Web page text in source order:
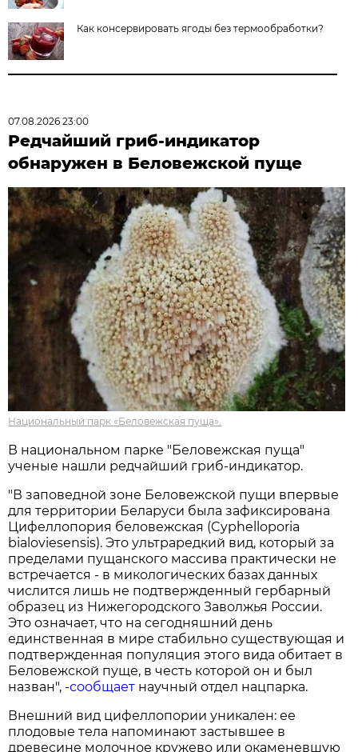
Как консервировать ягоды без термообработки?
07.08.2026 23:00
Редчайший гриб-индикатор
обнаружен в Беловежской пуще
Национальный парк «Беловежская пуща».
В национальном парке "Беловежская пуща"
ученые нашли редчайший гриб-индикатор.
"В заповедной зоне Беловежской пущи впервые
для территории Беларуси была зафиксирована
Цифеллопория беловежская (Cyphelloporia
bialoviesensis). Это ультраредкий вид, который за
пределами пущанского массива практически не
встречается - в микологических базах данных
числится лишь не подтвержденный гербарный
образец из Нижегородского Заволжья России.
Это означает, что на сегодняшний день
единственная в мире стабильно существующая и
подтвержденная популяция этого вида обитает в
Беловежской пуще, в честь которой он и был
назван", -сообщает научный отдел нацпарка.
Внешний вид цифеллопории уникален: ее
плодовые тела напоминают застывшее в
древесине молочное кружево или окаменевшую